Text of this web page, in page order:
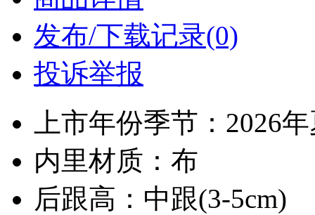
发布/下载记录(0)
投诉举报
上市年份季节：2026
内里材质：布
后跟高：中跟(3-5cm)